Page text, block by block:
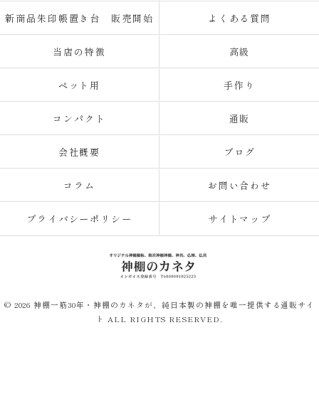
新商品朱印帳置き台 販売開始 よくある質問
当店の特徴 高級
ペット用 手作り
コンパクト 通販
会社概要 ブログ
コラム お問い合わせ
プライバシーポリシー サイトマップ
© 2026 神棚一筋30年・神棚のカネタが、純日本製の神棚を唯一提供する通販サイ
ト ALL RIGHTS RESERVED.